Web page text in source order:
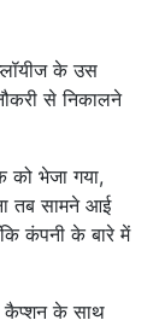
के उस
से निकालने
को भेजा गया,
तब सामने आई
कंपनी के बारे में
कैप्शन के साथ